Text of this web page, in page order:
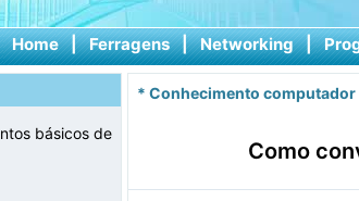
Home | Ferragens | Networking |
básicos de
* Conhecimento computador
Como